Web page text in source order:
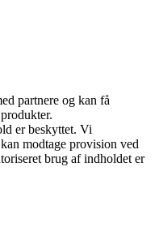
partnere og kan få
er beskyttet. Vi
modtage provision ved
brug af indholdet er